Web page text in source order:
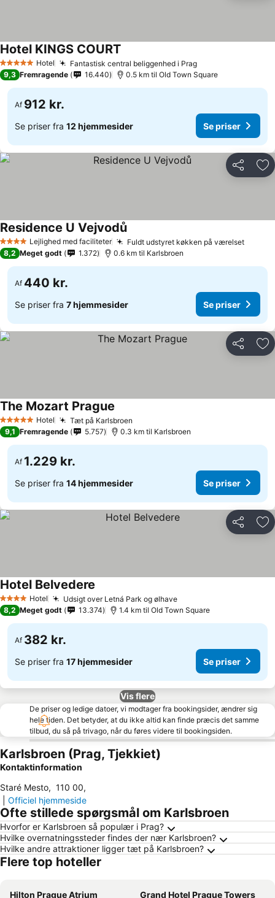
5 Stjerner Hotel Fantastisk central beliggenhed i PragSe priser
Hotel KINGS COURT
9,3 Fremragende 16.440 0.5 km til Old Town Square
Af 912 kr.
Se priser fra 12 hjemmesider Se priser
Del
4 StjernerLejlighed med faciliteter Fuldt udstyret køkken på værelsetSe
Residence U VejvodůSe priser
8,2 Meget godt 1.372 0.6 km til Karlsbroen
Af 440 kr.
Se priser fra 7 hjemmesider Se priser
Del
5 Stjerner Hotel Tæt på Karlsbroen
The Mozart Prague
9,1 Fremragende 5.757 0.3 km til Karlsbroen
Af 1.229 kr.
Se priser fra 14 hjemmesider Se priser
Del
4 StjernerHotel Udsigt over Letná Park og ølhaveSe priser
Hotel Belvedere
8,2 Meget godt 13.374 1.4 km til Old Town Square
Af 382 kr.
Se priser fra 17 hjemmesider Se priser
Vis flere
De priser og ledige datoer, vi modtager fra bookingsider, ændrer sig
hele tiden. Det betyder, at du ikke altid kan finde præcis det samme
tilbud, du så på trivago, når du føres videre til bookingsiden.
Karlsbroen (Prag, Tjekkiet)
Kontaktinformation
Staré Mesto, 110 00,
Officiel hjemmeside
Ofte stillede spørgsmål om Karlsbroen
Hvorfor er Karlsbroen så populær i Prag?
Hvilke overnatningssteder findes der nær Karlsbroen?
Hvilke andre attraktioner ligger tæt på Karlsbroen?
Flere top hoteller
Hilton Prague Atrium
Grand Hotel Prague Towers